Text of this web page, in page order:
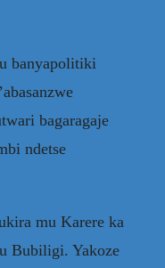
banyapolitiki
bagaragaje
ndetse
mu Karere ka
Bubiligi. Yakoze